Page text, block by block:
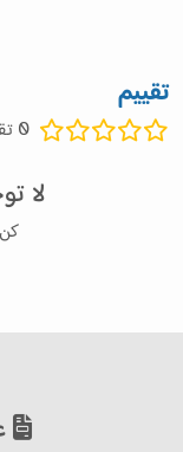
تقييم
0
لا